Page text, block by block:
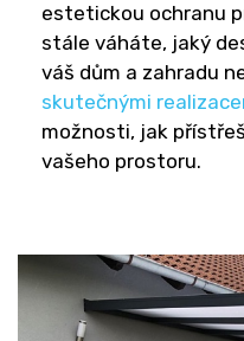
estetickou ochranu
stále váháte, jaký
váš dům a zahradu
skutečnými
možnosti, jak
vašeho prostoru.